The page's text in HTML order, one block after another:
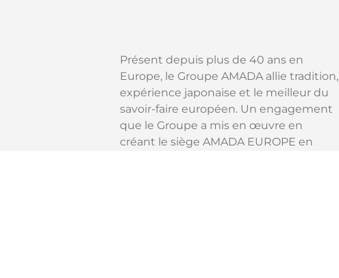
Présent depuis plus de 40 ans en
Europe, le Groupe AMADA allie tradition,
expérience japonaise et le meilleur du
savoir-faire européen. Un engagement
que le Groupe a mis en œuvre en
créant le siège AMADA EUROPE en